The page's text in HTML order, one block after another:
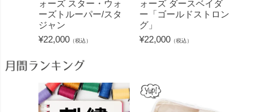
ォーズ スター・ウォ
ーズトルーパー/スタ
ジャン
¥22,000 （税込）
ォーズ ダースベイダ
ー「ゴールドストロン
グ」
¥22,000 （税込）
月間ランキング